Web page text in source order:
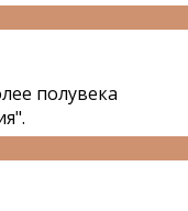
полувека